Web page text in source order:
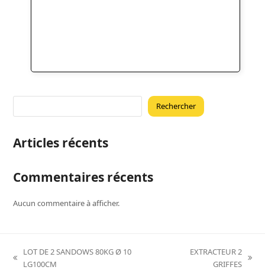
Rechercher
Articles récents
Commentaires récents
Aucun commentaire à afficher.
previous
LOT DE 2 SANDOWS 80KG Ø 10
LG100CM
EXTRACTEUR 2
GRIFFES